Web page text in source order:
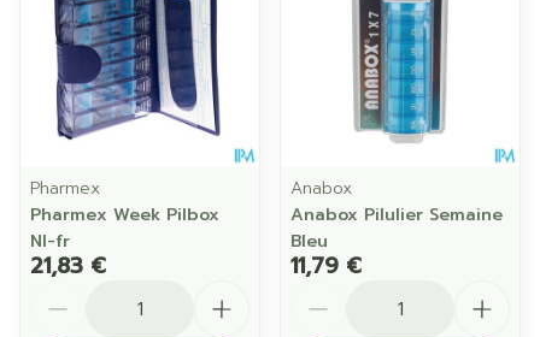
Pharmex
Pharmex Week Pilbox
Nl-fr
21,83 €
Anabox
Anabox Pilulier Semaine
Bleu
11,79 €